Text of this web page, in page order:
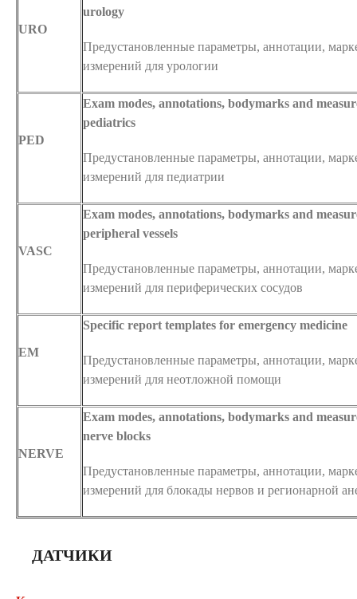
URO
urology
Предустановленные параметры, аннотации,
измерений для урологии
PED
Exam modes, annotations, bodymarks and
pediatrics
Предустановленные параметры, аннотации,
измерений для педиатрии
VASC
Exam modes, annotations, bodymarks and
peripheral vessels
Предустановленные параметры, аннотации,
измерений для периферических сосудов
EM
Specific report templates for emergency medicine
Предустановленные параметры, аннотации,
измерений для неотложной помощи
NERVE
Exam modes, annotations, bodymarks and
nerve blocks
Предустановленные параметры, аннотации,
измерений для блокады нервов и регионарной
ДАТЧИКИ